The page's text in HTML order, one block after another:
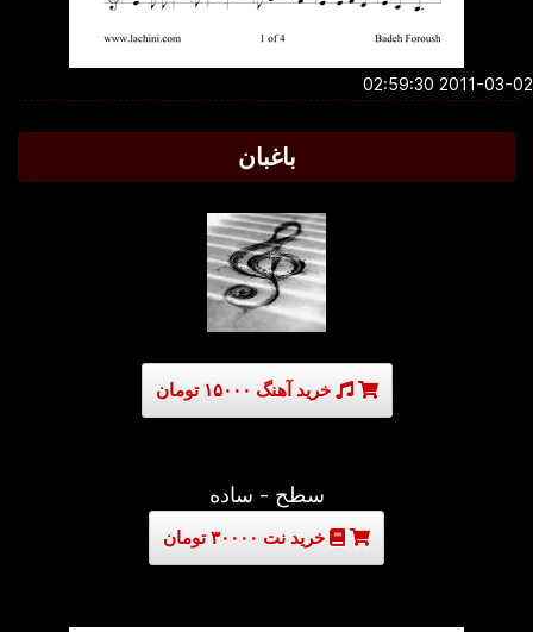
2011-03-02
باغبان
خرید آهنگ ۱۵۰۰۰ تومان
سطح - ساده
خرید نت ۳۰۰۰۰ تومان